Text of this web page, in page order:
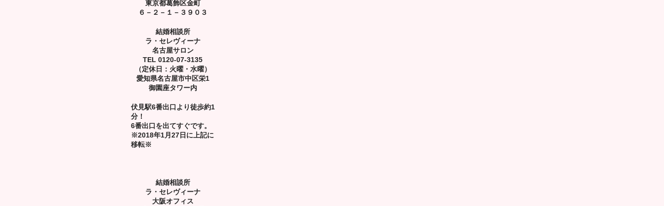
東京都葛飾区金町
６－２－１－３９０３
結婚相談所
ラ・セレヴィーナ
名古屋サロン
TEL 0120-07-3135
（定休日：火曜・水曜）
愛知県名古屋市中区栄1
御園座タワー内
伏見駅6番出口より徒歩約1
分！
6番出口を出てすぐです。
※2018年1月27日に上記に
移転※
結婚相談所
ラ・セレヴィーナ
大阪オフィス